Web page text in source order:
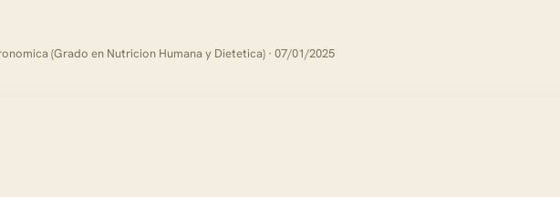
(Grado en Nutricion Humana y Dietetica) · 07/01/2025